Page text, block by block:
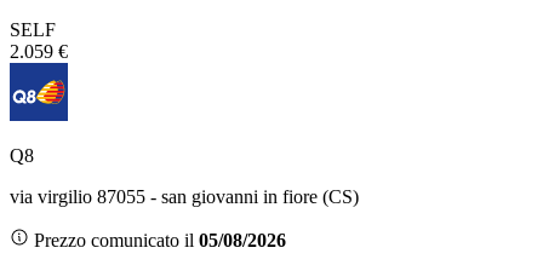
SELF
2.059 €
Q8
via virgilio 87055 - san giovanni in fiore (CS)
Prezzo comunicato il 05/08/2026